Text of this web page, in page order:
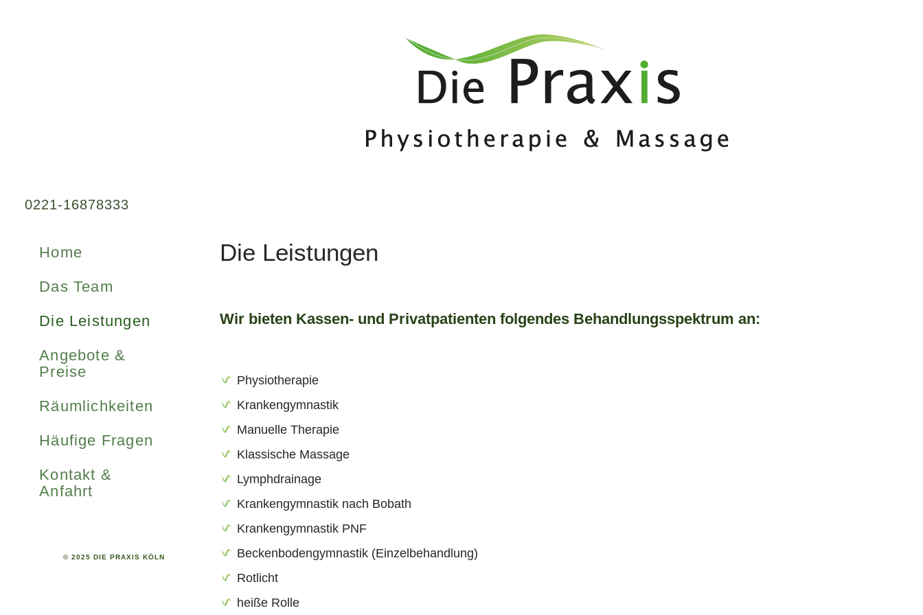
0221-16878333
Home
Das Team
Die Leistungen
Angebote &
Preise
Räumlichkeiten
Häufige Fragen
Kontakt &
Anfahrt
© 2025 DIE PRAXIS KÖLN
Die Leistungen
Wir bieten Kassen- und Privatpatienten folgendes Behandlungsspektrum an:
Physiotherapie
Krankengymnastik
Manuelle Therapie
Klassische Massage
Lymphdrainage
Krankengymnastik nach Bobath
Krankengymnastik PNF
Beckenbodengymnastik (Einzelbehandlung)
Rotlicht
heiße Rolle